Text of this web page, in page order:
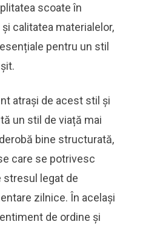
scoate în
calitatea materialelor,
pentru un stil
atrași de acest stil și
un stil de viață mai
bine structurată,
care se potrivesc
stresul legat de
zilnice. În același
de ordine și